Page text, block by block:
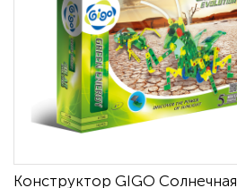
Конструктор GIGO Cолнечная